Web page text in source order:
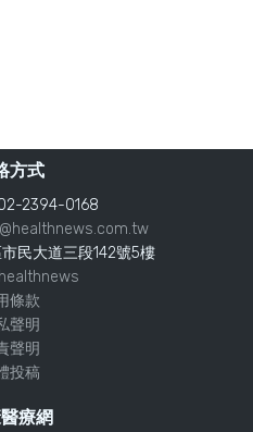
方式
2394-0168
民大道三段142號5樓
條款
聲明
聲明
投稿
療網